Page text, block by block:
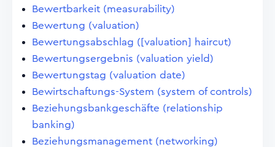
Bewertbarkeit (measurability)
Bewertung (valuation)
Bewertungsabschlag ([valuation] haircut)
Bewertungsergebnis (valuation yield)
Bewertungstag (valuation date)
Bewirtschaftungs-System (system of controls)
Beziehungsbankgeschäfte (relationship
banking)
Beziehungsmanagement (networking)